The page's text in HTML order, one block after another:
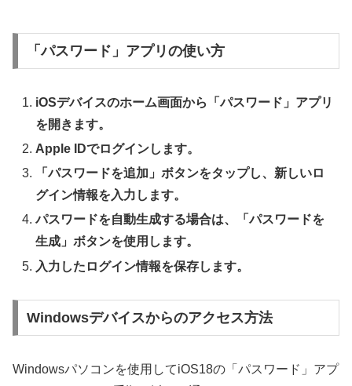
「パスワード」アプリの使い方
iOSデバイスのホーム画面から「パスワード」アプリ
を開きます。
Apple IDでログインします。
「パスワードを追加」ボタンをタップし、新しいロ
グイン情報を入力します。
パスワードを自動生成する場合は、「パスワードを
生成」ボタンを使用します。
入力したログイン情報を保存します。
Windowsデバイスからのアクセス方法
Windowsパソコンを使用してiOS18の「パスワード」アプ